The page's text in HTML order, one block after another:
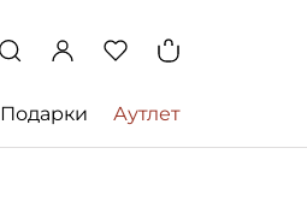
Подарки Аутлет